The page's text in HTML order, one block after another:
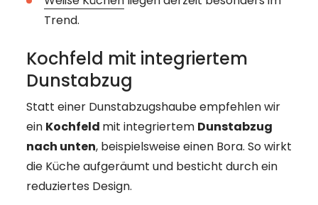
----
Trend.
Kochfeld mit integriertem
Dunstabzug
Statt einer Dunstabzugshaube empfehlen wir
ein Kochfeld mit integriertem Dunstabzug
nach unten, beispielsweise einen Bora. So wirkt
die Küche aufgeräumt und besticht durch ein
reduziertes Design.